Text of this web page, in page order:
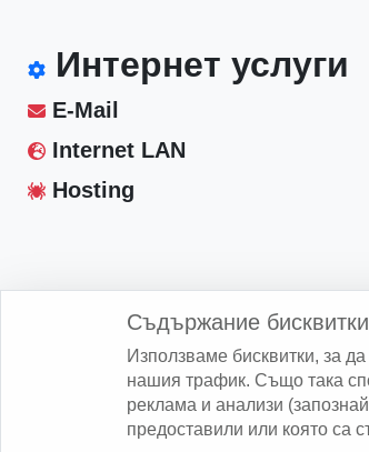
Интернет услуги
E-Mail
Internet LAN
Hosting
Съдържание бисквитки
Използваме бисквитки, за
нашия трафик. Също така
реклама и анализи
предоставили или която са